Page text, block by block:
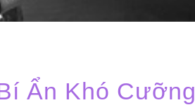
Ẩn Khó Cưỡng